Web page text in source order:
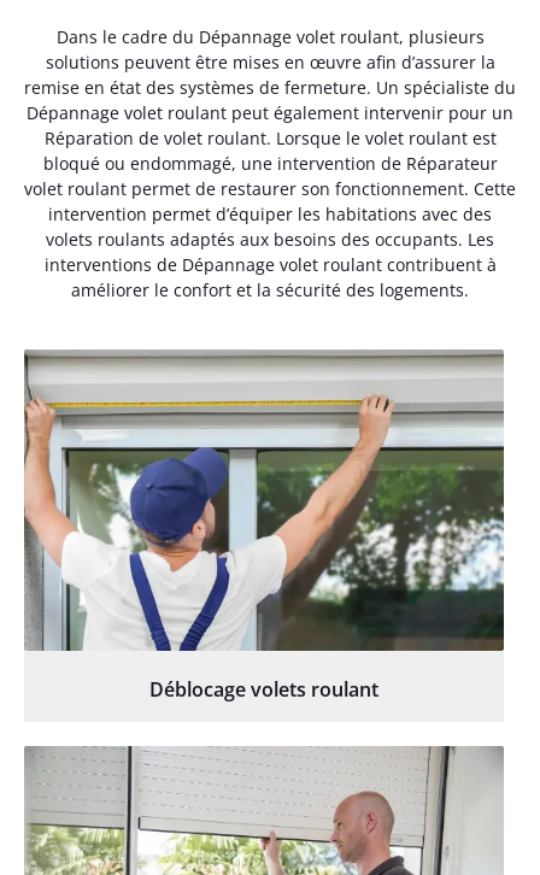
Dans le cadre du Dépannage volet roulant, plusieurs
solutions peuvent être mises en œuvre afin d’assurer la
remise en état des systèmes de fermeture. Un spécialiste du
Dépannage volet roulant peut également intervenir pour un
Réparation de volet roulant. Lorsque le volet roulant est
bloqué ou endommagé, une intervention de Réparateur
volet roulant permet de restaurer son fonctionnement. Cette
intervention permet d’équiper les habitations avec des
volets roulants adaptés aux besoins des occupants. Les
interventions de Dépannage volet roulant contribuent à
améliorer le confort et la sécurité des logements.
Déblocage volets roulant